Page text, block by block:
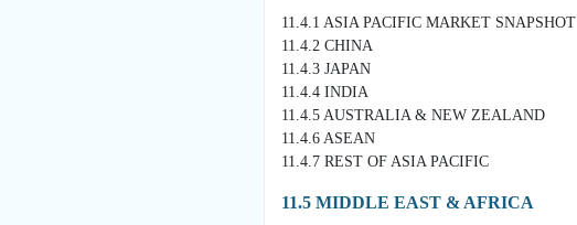
11.4.1 ASIA PACIFIC MARKET SNAPSHOT
11.4.2 CHINA
11.4.3 JAPAN
11.4.4 INDIA
11.4.5 AUSTRALIA & NEW ZEALAND
11.4.6 ASEAN
11.4.7 REST OF ASIA PACIFIC
11.5 MIDDLE EAST & AFRICA